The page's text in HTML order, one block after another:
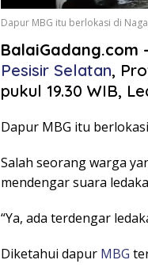
Dapur MBG itu berlokasi di
BalaiGadang.com
Pesisir Selatan,
pukul 19.30 WIB,
Dapur MBG itu
Salah seorang warga
mendengar suara
“Ya, ada terdengar
Diketahui dapur MBG